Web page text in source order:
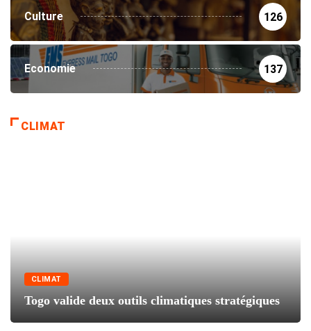
Culture 126
Economie 137
CLIMAT
CLIMAT
Togo valide deux outils climatiques stratégiques